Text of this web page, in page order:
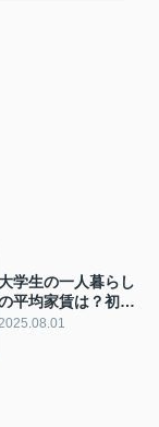
大学生の一人暮らし
平均家賃は？初期
費用と部屋の探し方